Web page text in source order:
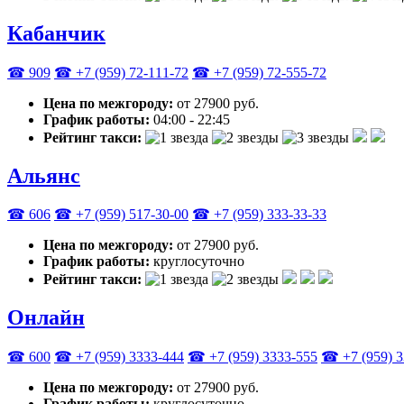
Кабанчик
☎ 909 ☎ +7 (959) 72-111-72 ☎ +7 (959) 72-555-72
Цена по межгороду: от 27900 руб.
График работы: 04:00 - 22:45
Рейтинг такси:
Альянс
☎ 606 ☎ +7 (959) 517-30-00 ☎ +7 (959) 333-33-33
Цена по межгороду: от 27900 руб.
График работы: круглосуточно
Рейтинг такси:
Онлайн
☎ 600 ☎ +7 (959) 3333-444 ☎ +7 (959) 3333-555 ☎ +7 (959)
Цена по межгороду: от 27900 руб.